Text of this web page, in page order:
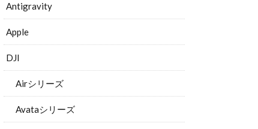
Antigravity
Apple
DJI
Airシリーズ
Avataシリーズ